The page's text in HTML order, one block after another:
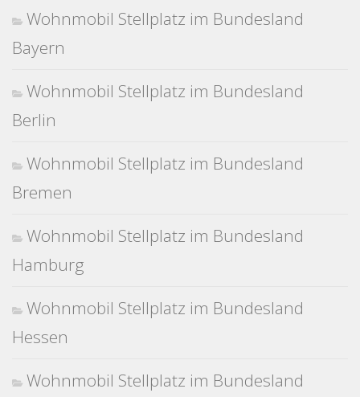
Wohnmobil Stellplatz im Bundesland
Bayern
Wohnmobil Stellplatz im Bundesland
Berlin
Wohnmobil Stellplatz im Bundesland
Bremen
Wohnmobil Stellplatz im Bundesland
Hamburg
Wohnmobil Stellplatz im Bundesland
Hessen
Wohnmobil Stellplatz im Bundesland